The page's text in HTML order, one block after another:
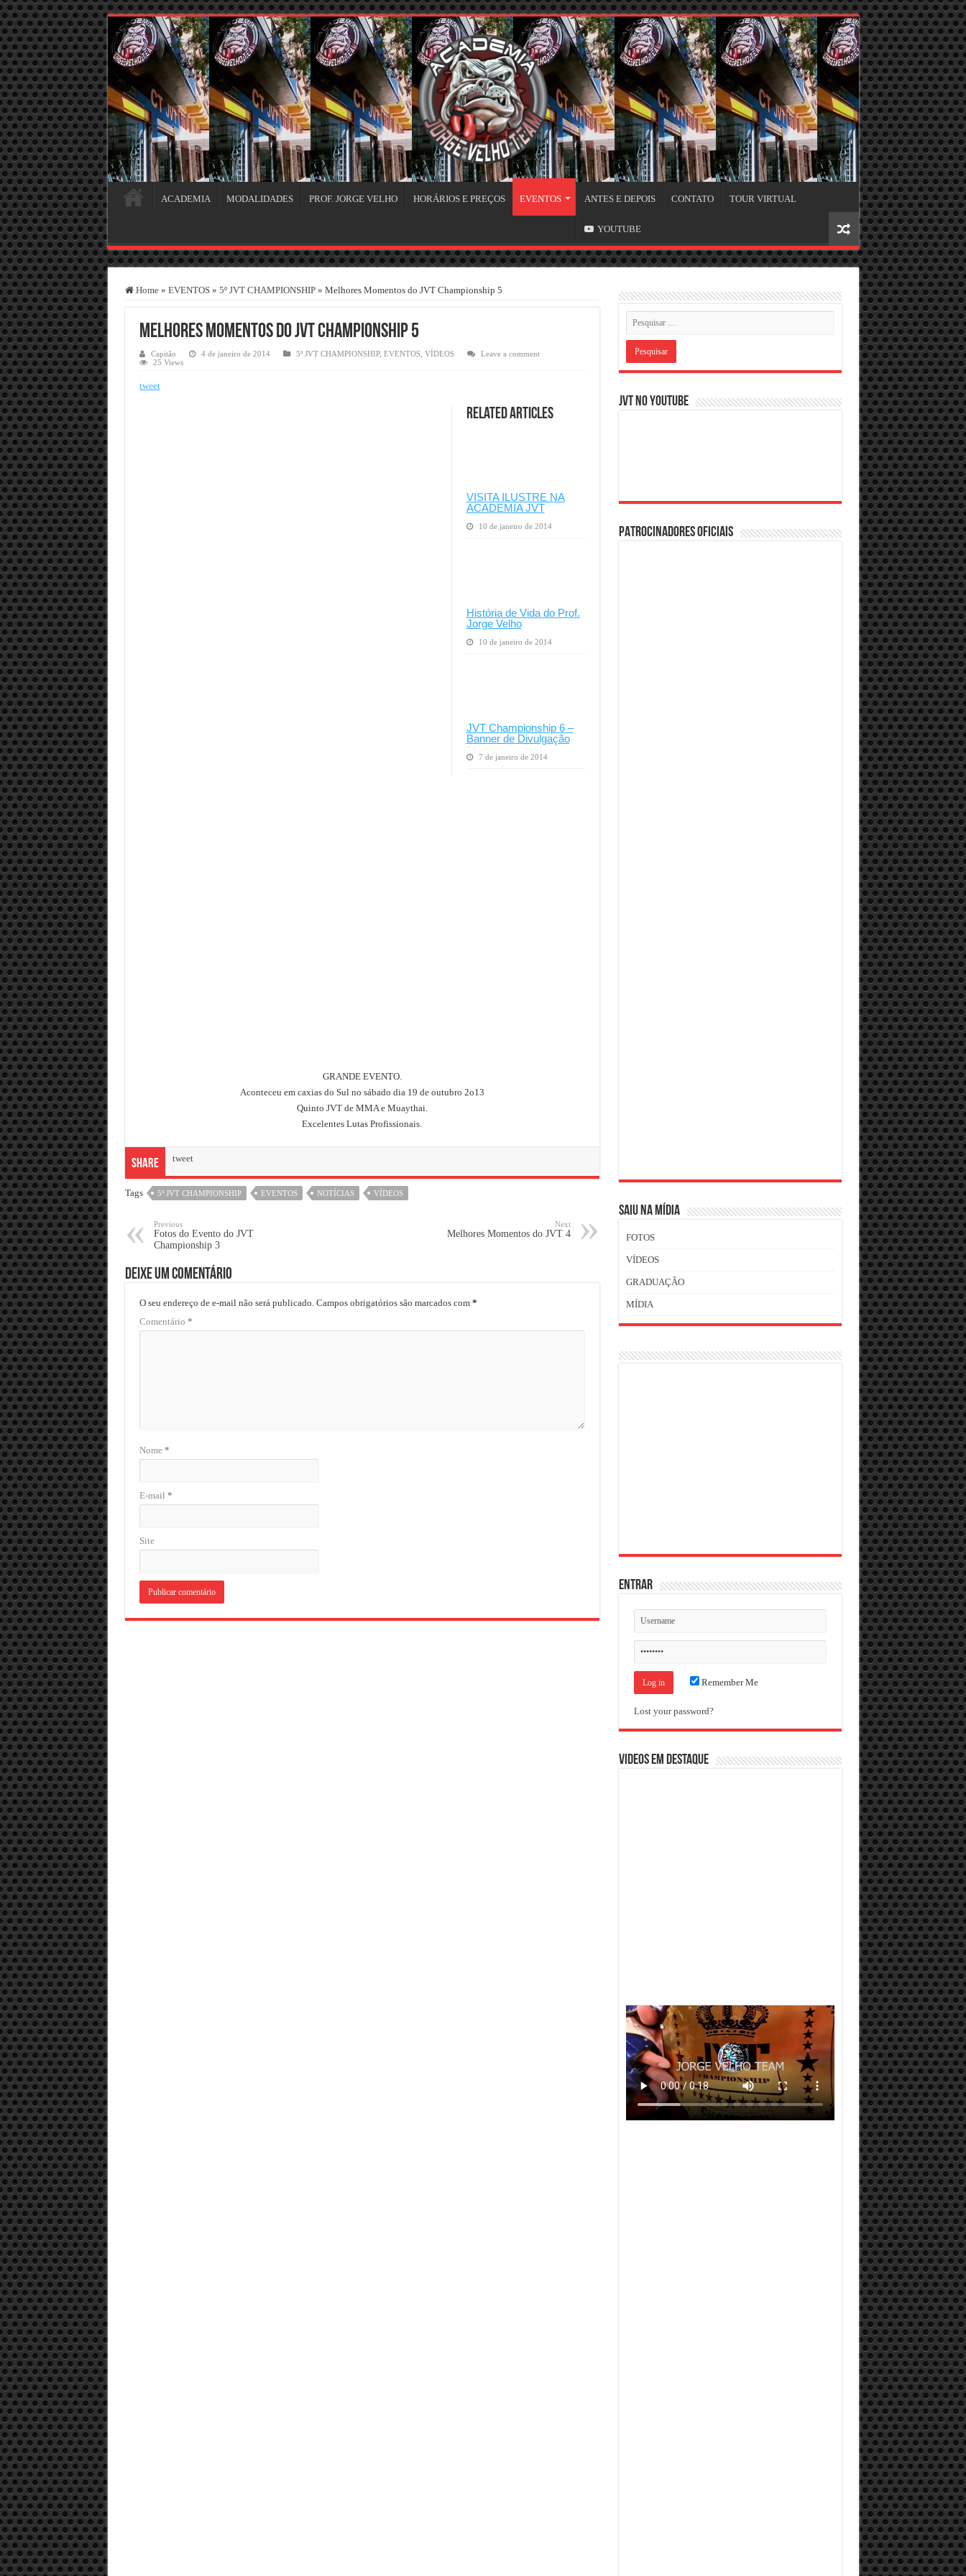
ACADEMIA MODALIDADES PROF. JORGE VELHO HORÁRIOS E PREÇOS EVENTOS ANTES E DEPOIS CONTATO TOUR VIRTUAL
YOUTUBE
Home » EVENTOS » 5º JVT CHAMPIONSHIP » Melhores Momentos do JVT Championship 5
Melhores Momentos do JVT Championship 5
Capitão 4 de janeiro de 2014 5º JVT CHAMPIONSHIP, EVENTOS, VÍDEOS
Leave a comment
25 Views
tweet
Related Articles
VISITA ILUSTRE NA
ACADEMIA JVT
10 de janeiro de 2014
História de Vida do Prof.
Jorge Velho
10 de janeiro de 2014
JVT Championship 6 –
Banner de Divulgação
7 de janeiro de 2014
GRANDE EVENTO.
Aconteceu em caxias do Sul no sábado dia 19 de outubro 2o13
Quinto JVT de MMA e Muaythai.
Excelentes Lutas Profissionais.
Share tweet
Tags 5º JVT CHAMPIONSHIP EVENTOS NOTÍCIAS VÍDEOS
Previous
Fotos do Evento do JVT
Championship 3
Next
Melhores Momentos do JVT 4
Deixe um comentário
O seu endereço de e-mail não será publicado. Campos obrigatórios são marcados com *
Comentário *
Nome *
E-mail *
Site
JVT NO YOUTUBE
PATROCINADORES OFICIAIS
SAIU NA MÍDIA
FOTOS
VÍDEOS
GRADUAÇÃO
MÍDIA
ENTRAR
Remember Me
Lost your password?
VIDEOS EM DESTAQUE